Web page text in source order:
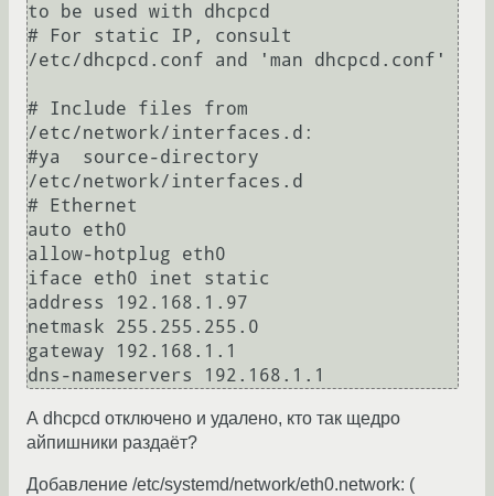
to be used with dhcpcd
# For static IP, consult
/etc/dhcpcd.conf and 'man dhcpcd.conf'
# Include files from
/etc/network/interfaces.d:
#ya  source-directory
/etc/network/interfaces.d
# Ethernet
auto eth0
allow-hotplug eth0
iface eth0 inet static
address 192.168.1.97
netmask 255.255.255.0
gateway 192.168.1.1
dns-nameservers 192.168.1.1
А dhcpcd отключено и удалено, кто так щедро
айпишники раздаёт?
Добавление /etc/systemd/network/eth0.network: (